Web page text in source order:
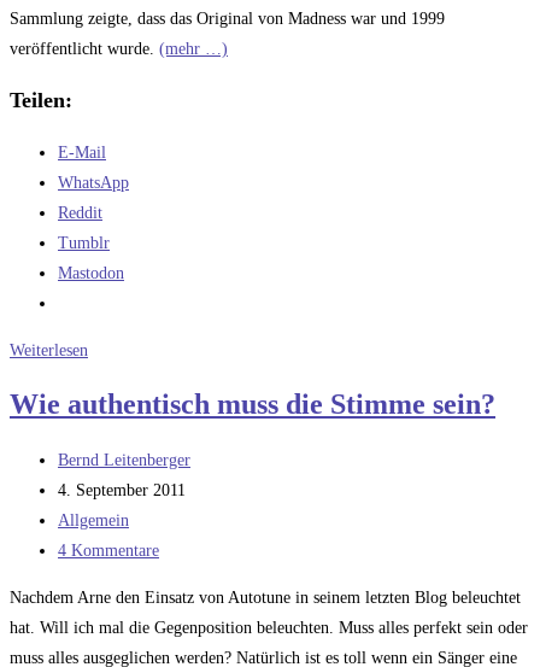
Sammlung zeigte, dass das Original von Madness war und 1999
veröffentlicht wurde. (mehr …)
Teilen:
E-Mail
WhatsApp
Reddit
Tumblr
Mastodon
Weiterlesen
Madness
Wizard
Wie authentisch muss die Stimme sein?
Beitrags-
Autor:
Bernd Leitenberger
Beitrag
veröffentlicht:
4. September 2011
Beitrags-
Kategorie:
Allgemein
Beitrags-
4 Kommentare
Nachdem Arne den Einsatz von Autotune in seinem letzten Blog beleuchtet
hat. Will ich mal die Gegenposition beleuchten. Muss alles perfekt sein oder
muss alles ausgeglichen werden? Natürlich ist es toll wenn ein Sänger eine